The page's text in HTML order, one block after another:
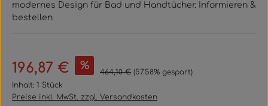
modernes Design für Bad und Handtücher. Informieren &
bestellen
Verkaufspreis:
196,87 € % Regulärer Preis:
464,10 € (57.58% gespart)
Inhalt: 1 Stück
Preise inkl. MwSt. zzgl. Versandkosten